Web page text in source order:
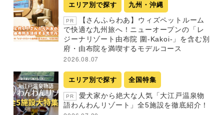
エリア別で探す 九州・沖縄
PR
【さんふらわあ】ウィズペットルーム
で快適な九州旅へ！ニューオープンの「レ
ジーナリゾート由布院 圍-Kakoi-」を含む別
府・由布院を満喫するモデルコース
2026.08.07
エリア別で探す 全国特集
PR
愛犬家から絶大な人気「大江戸温泉物
語わんわんリゾート」全5施設を徹底紹介！